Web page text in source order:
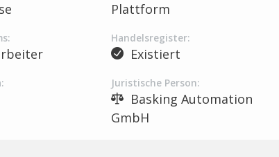
Plattform
Handelsregister:
Existiert
Juristische Person:
Basking Automation
GmbH